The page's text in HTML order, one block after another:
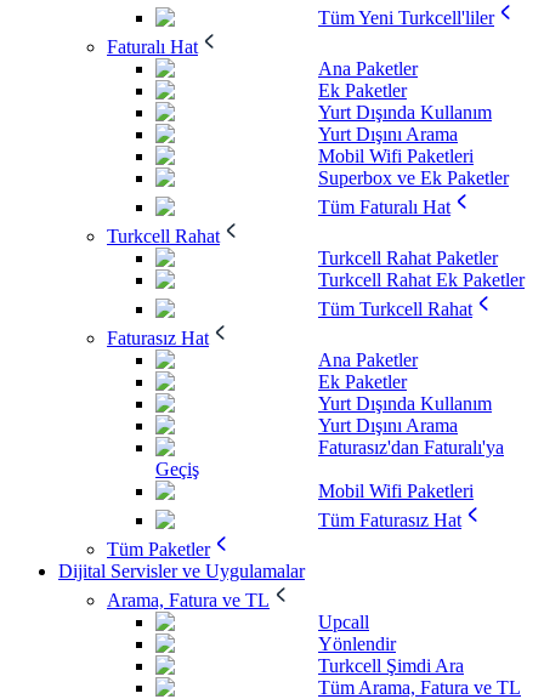
Tüm Yeni Turkcell'liler
Faturalı Hat
Ana Paketler
Ek Paketler
Yurt Dışında Kullanım
Yurt Dışını Arama
Mobil Wifi Paketleri
Superbox ve Ek Paketler
Tüm Faturalı Hat
Turkcell Rahat
Turkcell Rahat Paketler
Turkcell Rahat Ek Paketler
Tüm Turkcell Rahat
Faturasız Hat
Ana Paketler
Ek Paketler
Yurt Dışında Kullanım
Yurt Dışını Arama
Faturasız'dan Faturalı'ya
Geçiş
Mobil Wifi Paketleri
Tüm Faturasız Hat
Tüm Paketler
Dijital Servisler ve Uygulamalar
Arama, Fatura ve TL
Upcall
Yönlendir
Turkcell Şimdi Ara
Tüm Arama, Fatura ve TL